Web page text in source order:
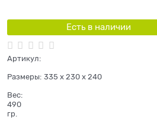
Есть в наличии
Артикул:
Размеры: 335 x 230 x 240
Вес:
490
гр.